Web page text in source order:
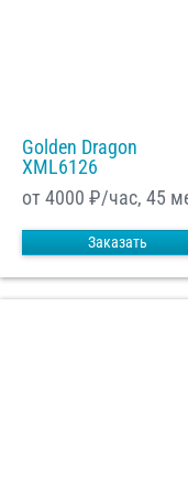
Golden Dragon
XML6126
от 4000 ₽/час, 45
Заказать